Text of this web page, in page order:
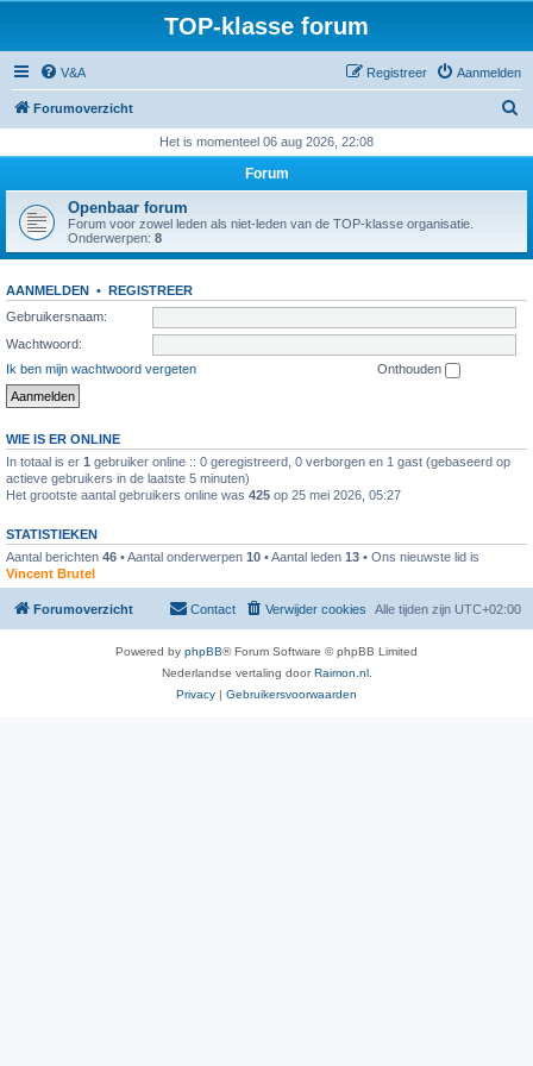
TOP-klasse forum
V&A Aanmelden
Registreer
Forumoverzicht
k
Het is momenteel 06 aug 2026, 22:08
Forum
Openbaar forum
Forum voor zowel leden als niet-leden van de TOP-klasse organisatie.
Onderwerpen: 8
AANMELDEN • REGISTREER
Gebruikersnaam:
Wachtwoord:
Ik ben mijn wachtwoord vergeten
Onthouden
WIE IS ER ONLINE
In totaal is er 1 gebruiker online :: 0 geregistreerd, 0 verborgen en 1 gast (gebaseerd op
actieve gebruikers in de laatste 5 minuten)
Het grootste aantal gebruikers online was 425 op 25 mei 2026, 05:27
STATISTIEKEN
Aantal berichten 46 • Aantal onderwerpen 10 • Aantal leden 13 • Ons nieuwste lid is
Vincent Brutel
Forumoverzicht Alle tijden zijn UTC+02:00
Verwijder cookies
Contact
Powered by phpBB® Forum Software © phpBB Limited
Nederlandse vertaling doorRaimon.nl.
Privacy | Gebruikersvoorwaarden